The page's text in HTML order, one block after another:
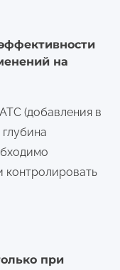
на
(добавления в
контролировать
при